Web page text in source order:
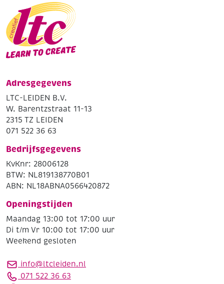
Adresgegevens
LTC-LEIDEN B.V.
W. Barentzstraat 11-13
2315 TZ LEIDEN
071 522 36 63
Bedrijfsgegevens
KvKnr: 28006128
BTW: NL819138770B01
ABN: NL18ABNA0566420872
Openingstijden
Maandag 13:00 tot 17:00 uur
Di t/m Vr 10:00 tot 17:00 uur
Weekend gesloten
info@ltcleiden.nl
071 522 36 63